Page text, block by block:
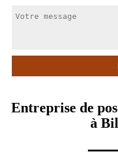
Entreprise de
à